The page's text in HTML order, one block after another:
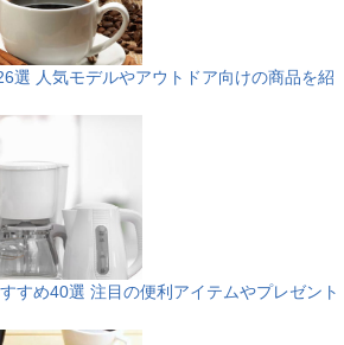
選 人気モデルやアウトドア向けの商品を紹
すめ40選 注目の便利アイテムやプレゼント